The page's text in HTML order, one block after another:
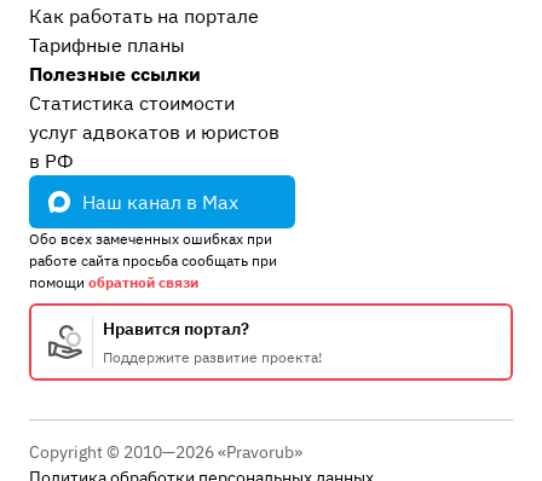
Как работать на портале
Тарифные планы
Полезные ссылки
Статистика стоимости
услуг адвокатов и юристов
в РФ
Наш канал в Max
Обо всех замеченных ошибках при
работе сайта просьба сообщать при
помощи обратной связи
Нравится портал?
Поддержите развитие проекта!
Copyright © 2010—2026 «Pravorub»